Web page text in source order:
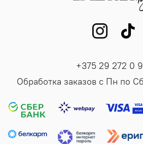
+375 29 272 0
Обработка заказов с Пн по